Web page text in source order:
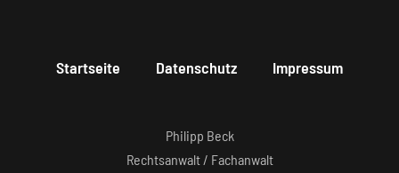
Startseite Datenschutz Impressum
Philipp Beck
Rechtsanwalt / Fachanwalt